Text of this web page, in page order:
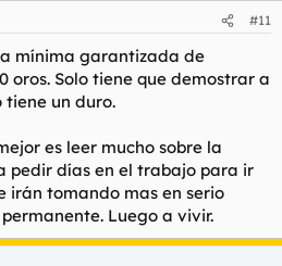
#11
mínima garantizada de
oros. Solo tiene que demostrar a
un duro.
es leer mucho sobre la
pedir días en el trabajo para ir
irán tomando mas en serio
Luego a vivir.